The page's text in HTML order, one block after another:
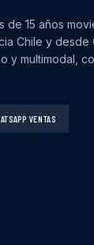
de 15 años
Chile y desde
y multimodal,
VENTAS